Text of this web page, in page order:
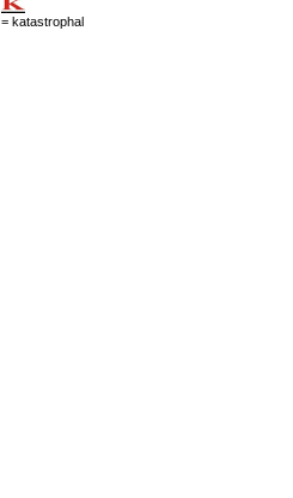
= katastrophal